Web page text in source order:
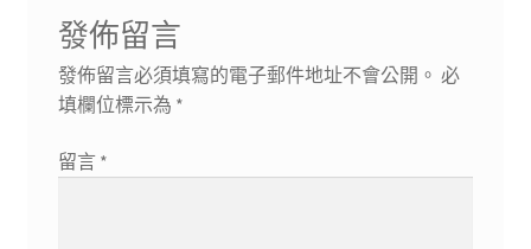
發佈留言
發佈留言必須填寫的電子郵件地址不會公開。 必
填欄位標示為 *
留言 *